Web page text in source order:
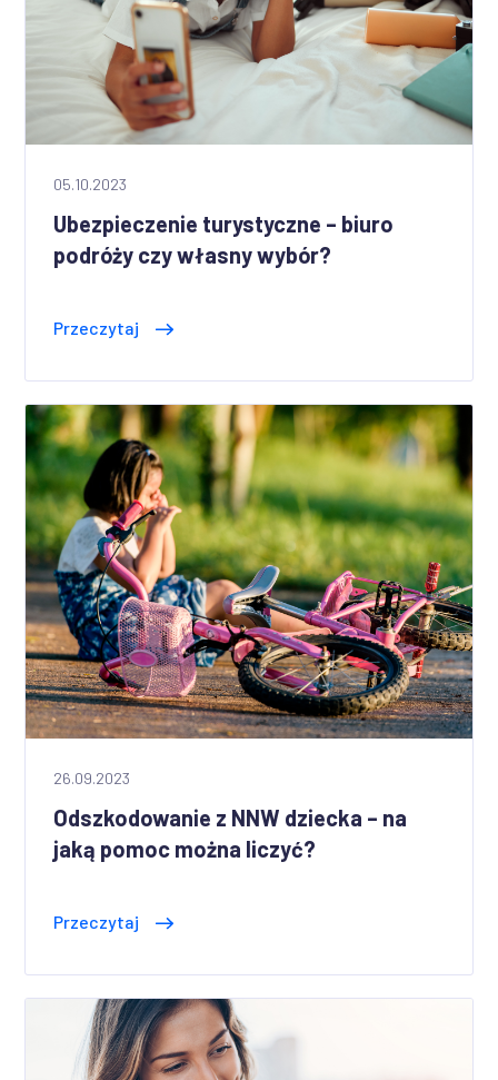
05.10.2023
Ubezpieczenie turystyczne – biuro
podróży czy własny wybór?
Przeczytaj
26.09.2023
Odszkodowanie z NNW dziecka – na
jaką pomoc można liczyć?
Przeczytaj